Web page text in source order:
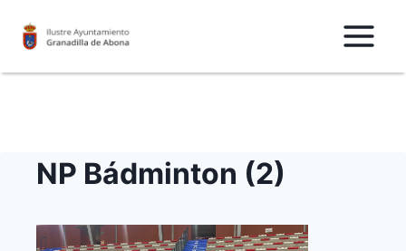
NP Bádminton (2)